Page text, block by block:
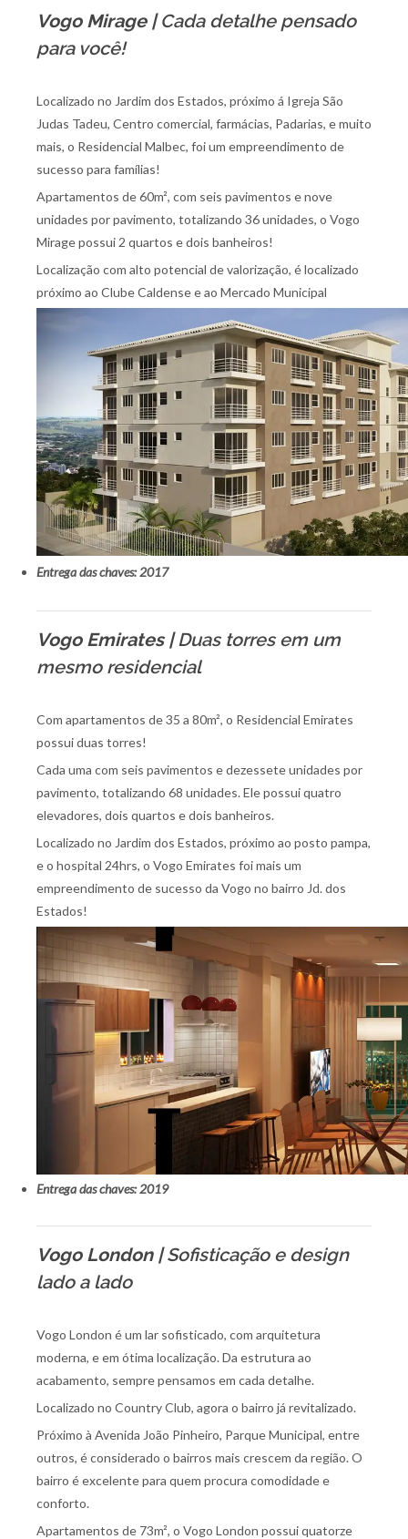
Vogo Mirage|Cada detalhe pensado
para você!
Localizado no Jardim dos Estados, próximo á Igreja São
Judas Tadeu, Centro comercial, farmácias, Padarias, e muito
mais, o Residencial Malbec, foi um empreendimento de
sucesso para famílias!
Apartamentos de 60m², com seis pavimentos e nove
unidades por pavimento, totalizando 36 unidades, o Vogo
Mirage possui 2 quartos e dois banheiros!
Localização com alto potencial de valorização, é localizado
próximo ao Clube Caldense e ao Mercado Municipal
Entrega das chaves: 2017
Vogo Emirates |Duas torres em um
mesmo residencial
Com apartamentos de 35 a 80m², o Residencial Emirates
possui duas torres!
Cada uma com seis pavimentos e dezessete unidades por
pavimento, totalizando 68 unidades. Ele possui quatro
elevadores, dois quartos e dois banheiros.
Localizado no Jardim dos Estados, próximo ao posto pampa,
e o hospital 24hrs, o Vogo Emirates foi mais um
empreendimento de sucesso da Vogo no bairro Jd. dos
Estados!
Entrega das chaves: 2019
Vogo London |Sofisticação e design
lado a lado
Vogo London é um lar sofisticado, com arquitetura
moderna, e em ótima localização. Da estrutura ao
acabamento, sempre pensamos em cada detalhe.
Localizado no Country Club, agora o bairro já revitalizado.
Próximo à Avenida João Pinheiro, Parque Municipal, entre
outros, é considerado o bairros mais crescem da região. O
bairro é excelente para quem procura comodidade e
conforto.
Apartamentos de 73m², o Vogo London possui quatorze